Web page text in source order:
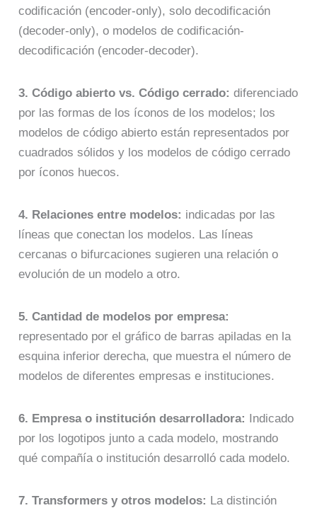
codificación (encoder-only), solo decodificación
(decoder-only), o modelos de codificación-
decodificación (encoder-decoder).
3. Código abierto vs. Código cerrado:diferenciado
por las formas de los íconos de los modelos; los
modelos de código abierto están representados por
cuadrados sólidos y los modelos de código cerrado
por íconos huecos.
4. Relaciones entre modelos: indicadas por las
líneas que conectan los modelos. Las líneas
cercanas o bifurcaciones sugieren una relación o
evolución de un modelo a otro.
5. Cantidad de modelos por empresa:
representado por el gráfico de barras apiladas en la
esquina inferior derecha, que muestra el número de
modelos de diferentes empresas e instituciones.
6. Empresa o institución desarrolladora: Indicado
por los logotipos junto a cada modelo, mostrando
qué compañía o institución desarrolló cada modelo.
7. Transformers y otros modelos: La distinción